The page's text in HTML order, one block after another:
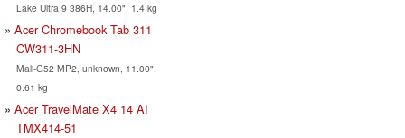
Lake Ultra 9 386H, 14.00", 1.4 kg
Acer Chromebook Tab 311
CW311-3HN
Mali-G52 MP2, unknown, 11.00",
0.61 kg
Acer TravelMate X4 14 AI
TMX414-51